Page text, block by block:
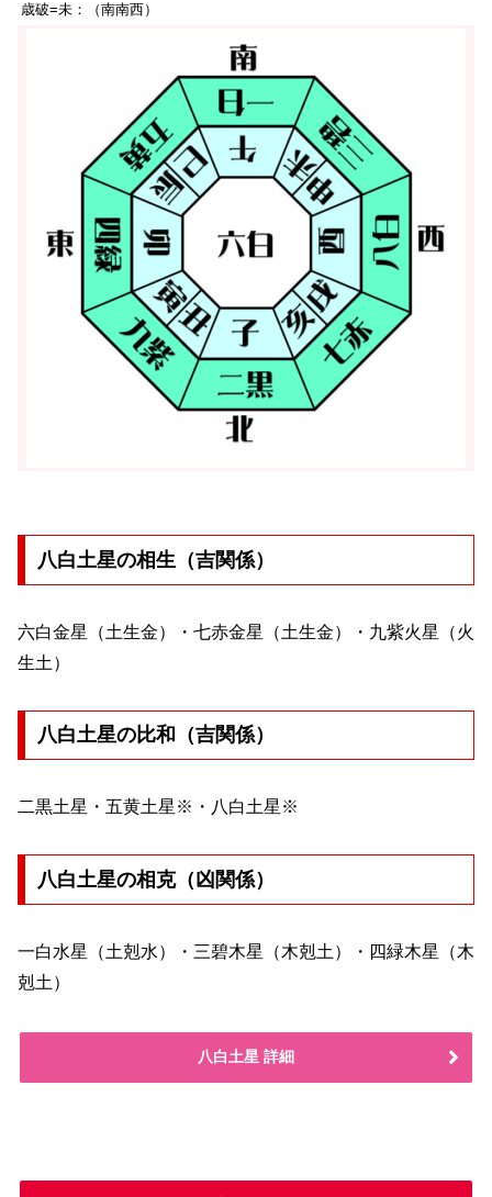
歳破=未：（南南西）
八白土星の相生（吉関係）
六白金星（土生金）・七赤金星（土生金）・九紫火星（火
生土）
八白土星の比和（吉関係）
二黒土星・五黄土星※・八白土星※
八白土星の相克（凶関係）
一白水星（土剋水）・三碧木星（木剋土）・四緑木星（木
剋土）
八白土星 詳細